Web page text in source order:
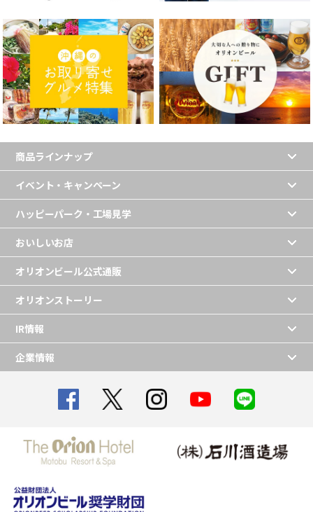
商品ラインナップ
イベント・キャンペーン
ハッピーパーク・工場見学
おいしいお店
オリオンビール公式通販
オリオンストーリー
IR情報
企業情報